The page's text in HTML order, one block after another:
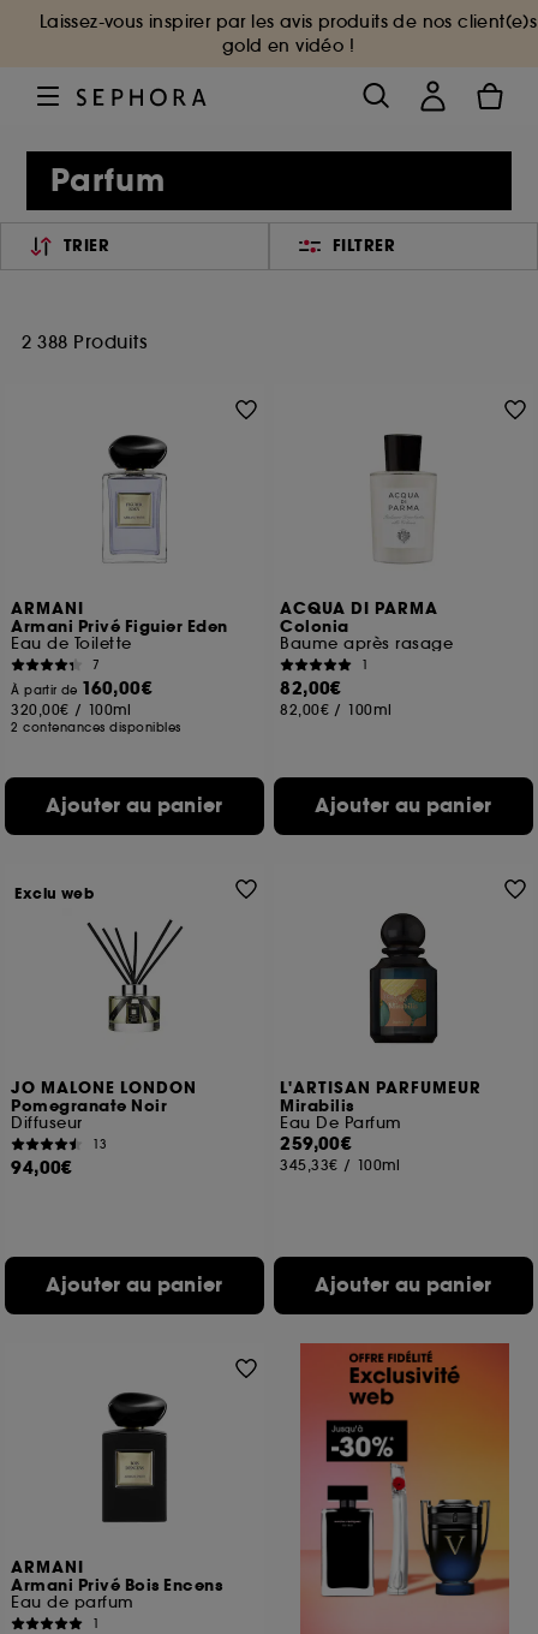
Laissez-vous inspirer par les avis produits de nos client(e)s
gold en vidéo !
Parfum
TRIER FILTRER
2 388 Produits
ARMANI
Armani Privé Figuier Eden
Eau de Toilette
7
À partir de 160,00€
320,00€ / 100ml
2 contenances disponibles
Ajouter au panier
ACQUA DI PARMA
Colonia
Baume après rasage
1
82,00€
82,00€ / 100ml
Ajouter au panier
JO MALONE LONDON
Pomegranate Noir
Diffuseur
13
94,00€
Ajouter au panier
Exclu web
L'ARTISAN PARFUMEUR
Mirabilis
Eau De Parfum
259,00€
345,33€ / 100ml
Ajouter au panier
ARMANI
Armani Privé Bois Encens
Eau de parfum
1